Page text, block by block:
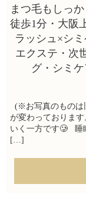
まつ毛もしっ
徒歩1分・大阪
ラッシュ×シ
エクステ・次
グ・シミ
(※お写真のものは
が変わっておりま
いく一方です🥲 睡
[…]